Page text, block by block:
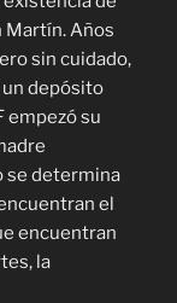
Martín. Años
sin cuidado,
un depósito
empezó su
se determina
el
encuentran
la